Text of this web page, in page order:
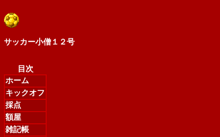
サッカー小僧１２号
目次
ホーム
キックオフ
採点
額屋
雑記帳